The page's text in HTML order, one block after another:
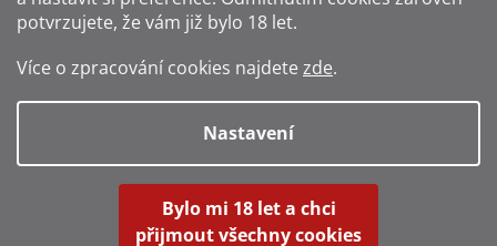
potvrzujete, že vám již bylo 18 let.
Více o zpracování cookies najdete zde.
Nastavení
Bylo mi 18 let a chci
přijmout všechny cookies
Zákaz prodeje alkoholu osobám mladším 18 let.
Vytvořil Shoptet